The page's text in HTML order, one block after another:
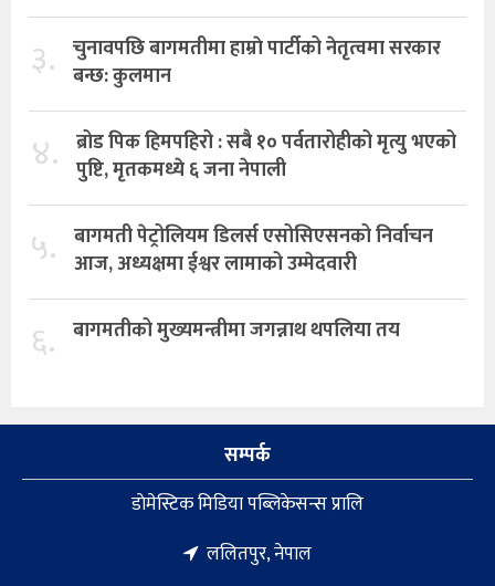
३. चुनावपछि बागमतीमा हाम्राे पार्टीको नेतृत्वमा सरकार
बन्छ: कुलमान
४. ब्रोड पिक हिमपहिरो : सबै १० पर्वतारोहीको मृत्यु भएको
पुष्टि, मृतकमध्ये ६ जना नेपाली
५. बागमती पेट्रोलियम डिलर्स एसोसिएसनको निर्वाचन
आज, अध्यक्षमा ईश्वर लामाको उम्मेदवारी
६. बागमतीको मुख्यमन्त्रीमा जगन्नाथ थपलिया तय
सम्पर्क
डाेमेस्टिक मिडिया पब्लिकेसन्स प्रालि
ललितपुर, नेपाल